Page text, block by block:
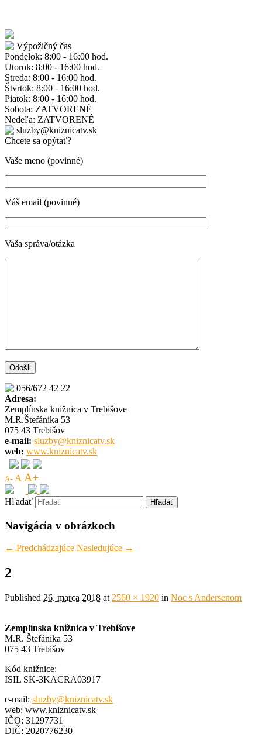
Výpožičný čas
Pondelok: 8:00 - 16:00 hod.
Utorok: 8:00 - 16:00 hod.
Streda: 8:00 - 16:00 hod.
Štvrtok: 8:00 - 16:00 hod.
Piatok: 8:00 - 16:00 hod.
Sobota: ZATVORENÉ
Nedeľa: ZATVORENÉ
sluzby@kniznicatv.sk
Chcete sa opýtať?
Vaše meno (povinné)
Váš email (povinné)
Vaša správa/otázka
056/672 42 22
Adresa:
Zemplínska knižnica v Trebišove
M.R.Štefánika 53
075 43 Trebišov
e-mail: sluzby@kniznicatv.sk
web: www.kniznicatv.sk
A- A A+
Hľadať
Navigácia v obrázkoch
← Predchádzajúce Nasledujúce →
2
Published 26. marca 2018 at 2560 × 1920 in Noc s Andersenom
Zemplínska knižnica v Trebišove
M.R. Štefánika 53
075 43 Trebišov
Kód knižnice:
ISIL SK-3KACRA03917
e-mail: sluzby@kniznicatv.sk
web: www.kniznicatv.sk
IČO: 31297731
DIČ: 2020776230